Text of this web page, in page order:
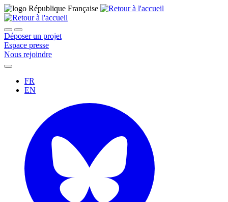
Déposer un projet
Espace presse
Nous rejoindre
FR
EN